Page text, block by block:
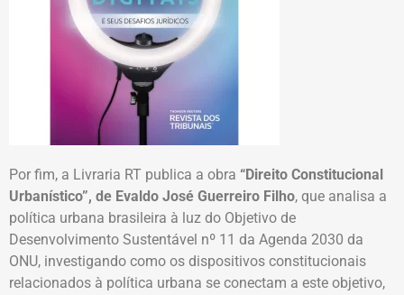
Por fim, a Livraria RT publica a obra “Direito Constitucional
Urbanístico”, de Evaldo José Guerreiro Filho, que analisa a
política urbana brasileira à luz do Objetivo de
Desenvolvimento Sustentável nº 11 da Agenda 2030 da
ONU, investigando como os dispositivos constitucionais
relacionados à política urbana se conectam a este objetivo,